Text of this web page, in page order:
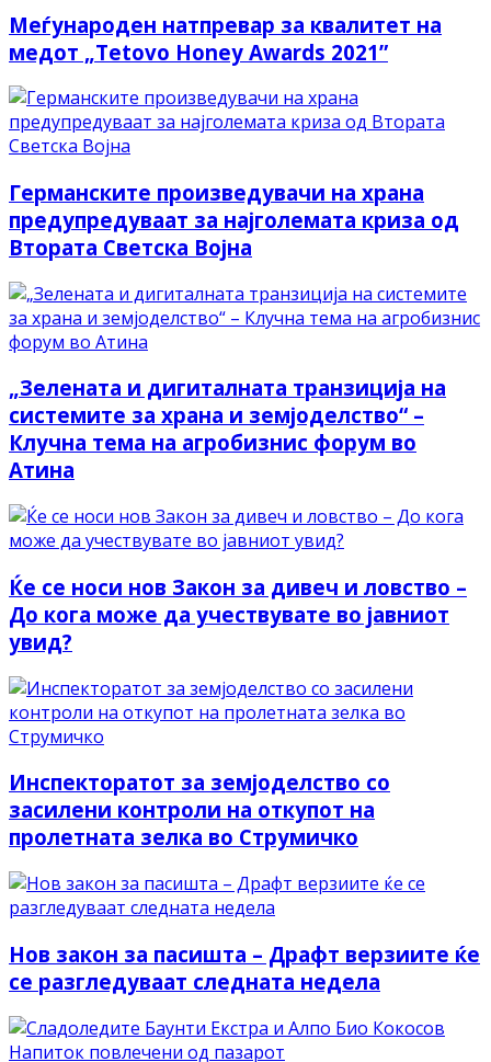
Меѓународен натпревар за квалитет на
медот „Tetovo Honey Awards 2021”
Германските произведувачи на храна
предупредуваат за најголемата криза од
Втората Светска Војна
„Зелената и дигиталната транзиција на
системите за храна и земјоделство“ –
Клучна тема на агробизнис форум во
Атина
Ќе се носи нов Закон за дивеч и ловство –
До кога може да учествувате во јавниот
увид?
Инспекторатот за земјоделство со
засилени контроли на откупот на
пролетната зелка во Струмичко
Нов закон за пасишта – Драфт верзиите ќе
се разгледуваат следната недела